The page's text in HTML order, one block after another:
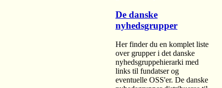
De danske
nyhedsgrupper
Her finder du en komplet liste
over grupper i det danske
nyhedsgruppehierarki med
links til fundatser og
eventuelle OSS'er. De danske